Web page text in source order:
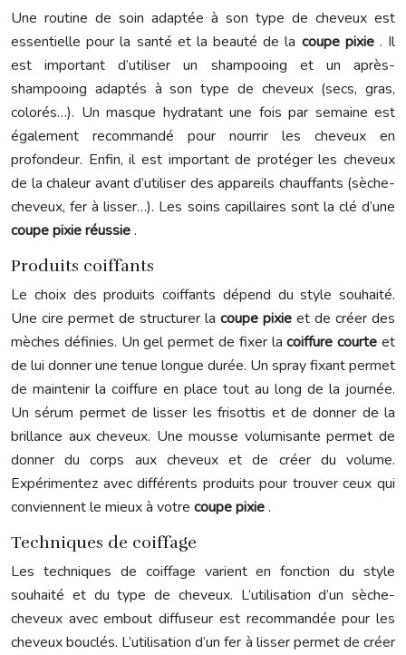
Une routine de soin adaptée à son type de cheveux est
essentielle pour la santé et la beauté de la coupe pixie . Il
est important d’utiliser un shampooing et un après-
shampooing adaptés à son type de cheveux (secs, gras,
colorés…). Un masque hydratant une fois par semaine est
également recommandé pour nourrir les cheveux en
profondeur. Enfin, il est important de protéger les cheveux
de la chaleur avant d’utiliser des appareils chauffants (sèche-
cheveux, fer à lisser…). Les soins capillaires sont la clé d’une
coupe pixie réussie.
Produits coiffants
Le choix des produits coiffants dépend du style souhaité.
Une cire permet de structurer la coupe pixie et de créer des
mèches définies. Un gel permet de fixer lacoiffure courteet
de lui donner une tenue longue durée. Un spray fixant permet
de maintenir la coiffure en place tout au long de la journée.
Un sérum permet de lisser les frisottis et de donner de la
brillance aux cheveux. Une mousse volumisante permet de
donner du corps aux cheveux et de créer du volume.
Expérimentez avec différents produits pour trouver ceux qui
conviennent le mieux à votre coupe pixie.
Techniques de coiffage
Les techniques de coiffage varient en fonction du style
souhaité et du type de cheveux. L’utilisation d’un sèche-
cheveux avec embout diffuseur est recommandée pour les
cheveux bouclés. L’utilisation d’un fer à lisser permet de créer